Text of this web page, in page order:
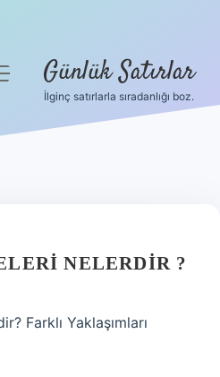
Günlük Satırlar
İlginç satırlarla sıradanlığı boz.
NELERDIR ?
Farklı Yaklaşımları